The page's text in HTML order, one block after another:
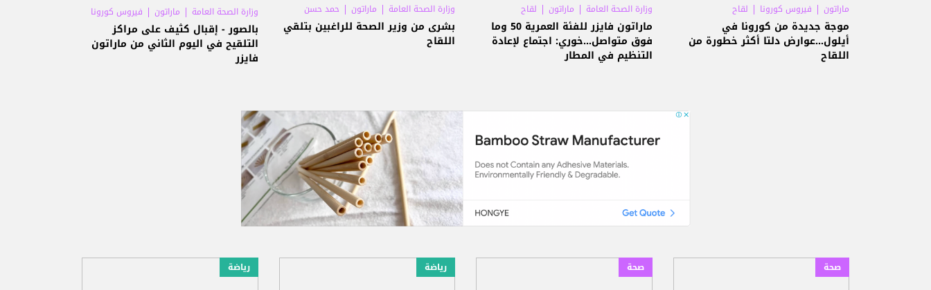
ماراتون فيروس كورونا لقاح
موجة جديدة من كورونا في
أيلول...عوارض دلتا أكثر خطورة من
اللقاح
وزارة الصحة العامة ماراتون لقاح
ماراتون فايزر للفئة العمرية 50 وما
فوق متواصل...خوري: اجتماع لإعادة
التنظيم في المطار
وزارة الصحة العامة ماراتون حمد حسن
بشرى من وزير الصحة للراغبين بتلقي
اللقاح
وزارة الصحة العامة ماراتون فيروس كورونا
بالصور - إقبال كثيف على مراكز
التلقيح في اليوم الثاني من ماراتون
فايزر
صحة صحة رياضة رياضة